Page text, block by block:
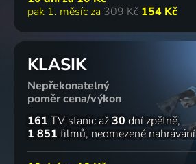
pak 1. měsíc za 309 Kč 154 Kč
KLASIK
Nepřekonatelný
poměr cena/výkon
161 TV stanic až30 dní zpětně
1 851 filmů neomezené nahrávání